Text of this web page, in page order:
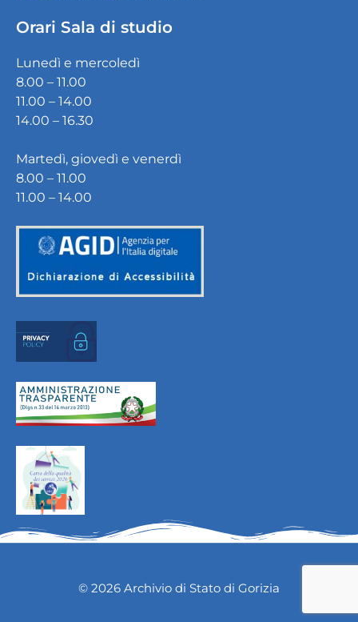
Orari Sala di studio
Lunedì e mercoledì
8.00 – 11.00
11.00 – 14.00
14.00 – 16.30
Martedì, giovedì e venerdì
8.00 – 11.00
11.00 – 14.00
© 2026 Archivio di Stato di Gorizia